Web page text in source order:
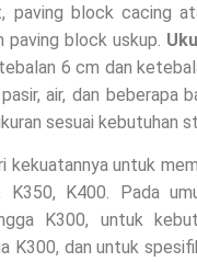
block cacing
paving block uskup.
6 cm dan
air, dan beberapa
sesuai kebutuhan
untuk
K400. Pada
K300, untuk
K300, dan untuk